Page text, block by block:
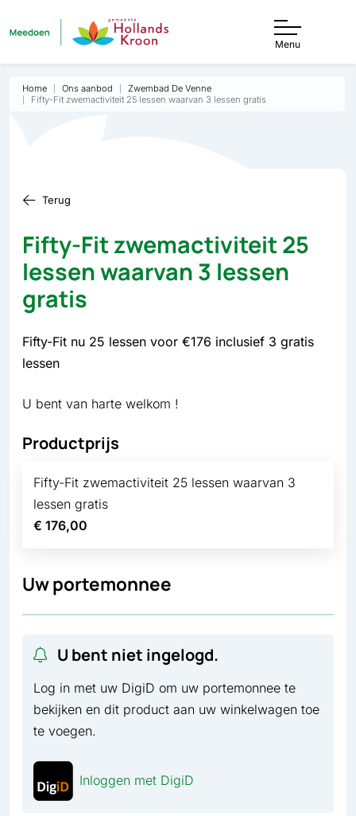
Menu
Home Ons aanbod
Zwembad De Venne
Fifty-Fit zwemactiviteit 25 lessen waarvan 3 lessen gratis
Terug
Fifty-Fit zwemactiviteit 25
lessen waarvan 3 lessen
gratis
Fifty-Fit nu 25 lessen voor €176 inclusief 3 gratis
lessen
U bent van harte welkom !
Productprijs
Fifty-Fit zwemactiviteit 25 lessen waarvan 3
lessen gratis
€ 176,00
Uw portemonnee
U bent niet ingelogd.
Log in met uw DigiD om uw portemonnee te
bekijken en dit product aan uw winkelwagen toe
te voegen.
Inloggen met DigiD